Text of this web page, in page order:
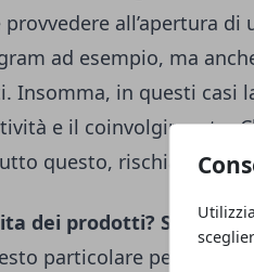
provvedere all’apertura di
ad esempio, ma
Insomma, in questi casi
e il coinvolgimento.
questo, rischia di non
dei prodotti? Serve
particolare periodo